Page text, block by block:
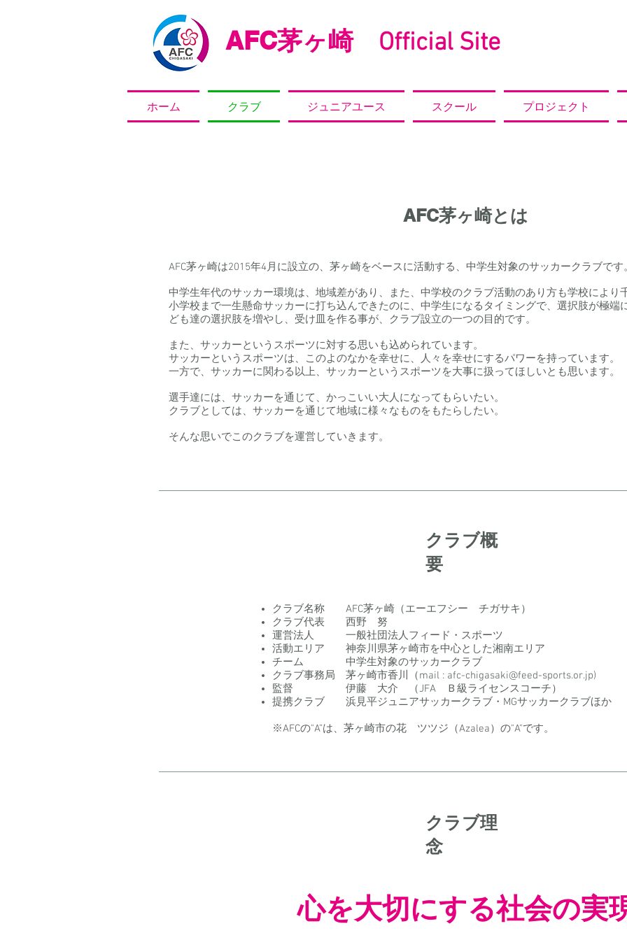
AFC茅ヶ崎 Official Site
ホーム クラブ ジュニアユース スクール プロジェクト
AFC茅ヶ崎とは
AFC茅ヶ崎は2015年4月に設立の、茅ヶ崎をベースに活動する、中学生対象のサッカークラブです
中学生年代のサッカー環境は、地域差があり、また、中学校のクラブ活動のあり方も学校により
小学校まで一生懸命サッカーに打ち込んできたのに、中学生になるタイミングで、選択肢が極端
ども達の選択肢を増やし、受け皿を作る事が、クラブ設立の一つの目的です。
また、サッカーというスポーツに対する思いも込められています。
サッカーというスポーツは、このよのなかを幸せに、人々を幸せにするパワーを持っています。
一方で、サッカーに関わる以上、サッカーというスポーツを大事に扱ってほしいとも思います。
選手達には、サッカーを通じて、かっこいい大人になってもらいたい。
クラブとしては、サッカーを通じて地域に様々なものをもたらしたい。
そんな思いでこのクラブを運営していきます。
クラブ概
要
クラブ名称 AFC茅ヶ崎（エーエフシー チガサキ）
クラブ代表 西野 努
運営法人 一般社団法人フィード・スポーツ
活動エリア 神奈川県茅ヶ崎市を中心とした湘南エリア
チーム 中学生対象のサッカークラブ
クラブ事務局 茅ヶ崎市香川（mail : afc-chigasaki@feed-sports.or.jp)
監督 伊藤 大介 （JFA Ｂ級ライセンスコーチ）
提携クラブ 浜見平ジュニアサッカークラブ・MGサッカークラブほか
※AFCの"A”は、茅ヶ崎市の花 ツツジ（Azalea）の"A"です。
​クラブ理
念
心を大切にする社会の実